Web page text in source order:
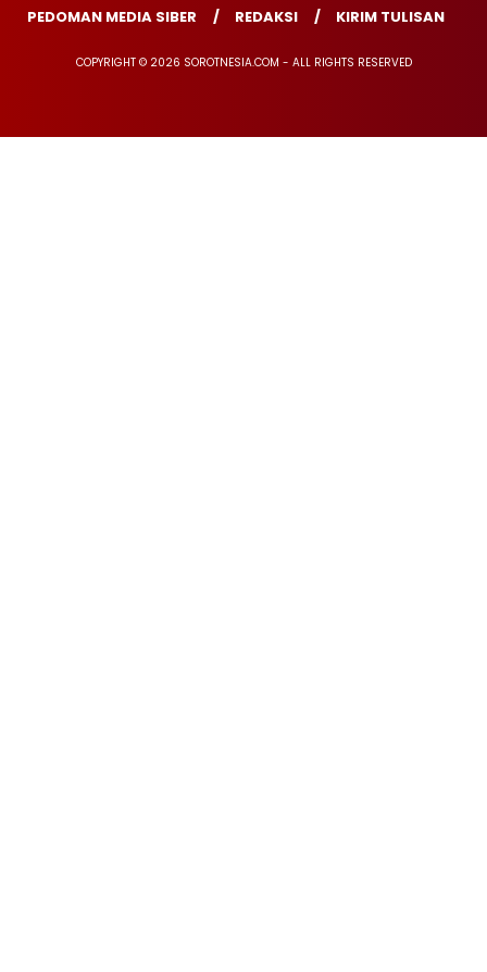
PEDOMAN MEDIA SIBER
REDAKSI KIRIM TULISAN
COPYRIGHT © 2026 SOROTNESIA.COM - ALL RIGHTS RESERVED